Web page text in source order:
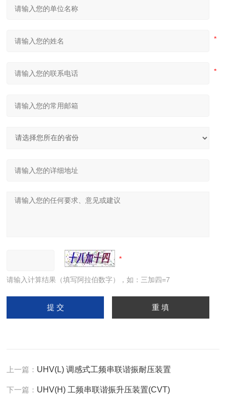
请输入计算结果（填写阿拉伯数字），如：三加四=7
上一篇： UHV(L) 调感式工频串联谐振耐压装置
下一篇： UHV(H) 工频串联谐振升压装置(CVT)